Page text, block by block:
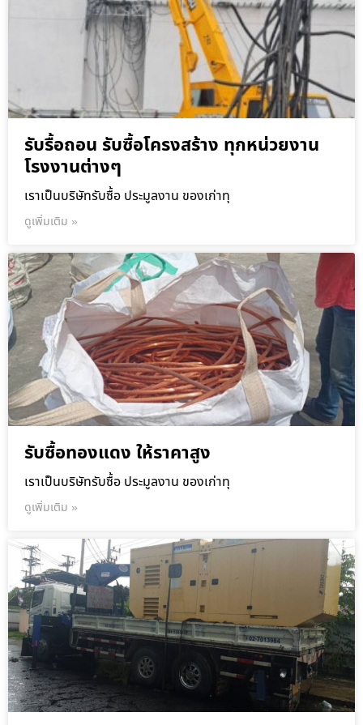
รับรื้อถอน รับซื้อโครงสร้าง ทุกหน่วยงาน
โรงงานต่างๆ
เราเป็นบริษัทรับซื้อ ประมูลงาน ของเก่าทุ
ดูเพิ่มเติม »
รับซื้อทองแดง ให้ราคาสูง
เราเป็นบริษัทรับซื้อ ประมูลงาน ของเก่าทุ
ดูเพิ่มเติม »